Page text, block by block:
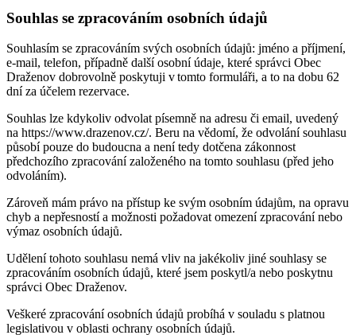
Souhlas se zpracováním osobních údajů
Souhlasím se zpracováním svých osobních údajů: jméno a příjmení,
e-mail, telefon, případně další osobní údaje, které správci Obec
Draženov dobrovolně poskytuji v tomto formuláři, a to na dobu 62
dní za účelem rezervace.
Souhlas lze kdykoliv odvolat písemně na adresu či email, uvedený
na https://www.drazenov.cz/. Beru na vědomí, že odvolání souhlasu
působí pouze do budoucna a není tedy dotčena zákonnost
předchozího zpracování založeného na tomto souhlasu (před jeho
odvoláním).
Zároveň mám právo na přístup ke svým osobním údajům, na opravu
chyb a nepřesností a možnosti požadovat omezení zpracování nebo
výmaz osobních údajů.
Udělení tohoto souhlasu nemá vliv na jakékoliv jiné souhlasy se
zpracováním osobních údajů, které jsem poskytl/a nebo poskytnu
správci Obec Draženov.
Veškeré zpracování osobních údajů probíhá v souladu s platnou
legislativou v oblasti ochrany osobních údajů.